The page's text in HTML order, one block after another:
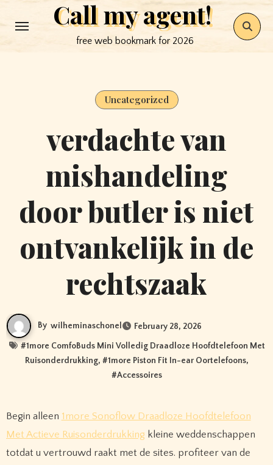
to
Call my agent!
free web bookmark for 2026
Uncategorized
verdachte van
mishandeling
door butler is niet
ontvankelijk in de
rechtszaak
By wilheminaschonel February 28, 2026
#1more ComfoBuds Mini Volledig Draadloze Hoofdtelefoon Met
Ruisonderdrukking, #1more Piston Fit In-ear Oortelefoons,
#Accessoires
Begin alleen 1more Sonoflow Draadloze Hoofdtelefoon
Met Actieve Ruisonderdrukking kleine weddenschappen
totdat u vertrouwd raakt met de sites. profiteer van de